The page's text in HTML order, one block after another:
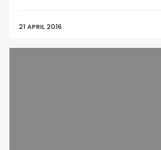
21 APRIL 2016